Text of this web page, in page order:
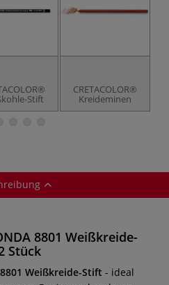
Stift
CRETACOLOR®
Kreideminen
8801 Weißkreide-
Stück
Weißkreide-Stift - ideal